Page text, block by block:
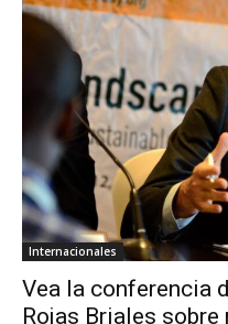
Internacionales
Vea la conferencia
Rojas Briales